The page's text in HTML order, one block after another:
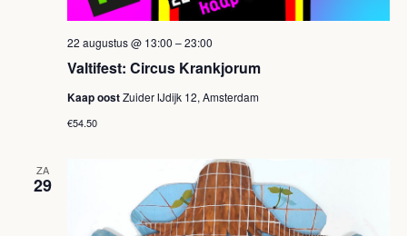
Valtifest: Circus Krankjorum
22 augustus @ 13:00 –23:00
Kaap oostZuider IJdijk 12, Amsterdam
€54.50
ZA
29